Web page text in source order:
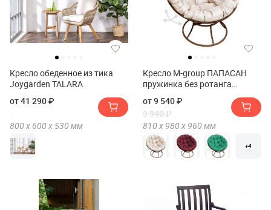
Кресло обеденное из тика
Joygarden TALARA
от 41 290 ₽
800 х 600 х 530 мм
Кресло M-group ПАПАСАН
пружинка без ротанга
от 9 540 ₽
9 940 ₽
810 х 980 х 960 мм
+4